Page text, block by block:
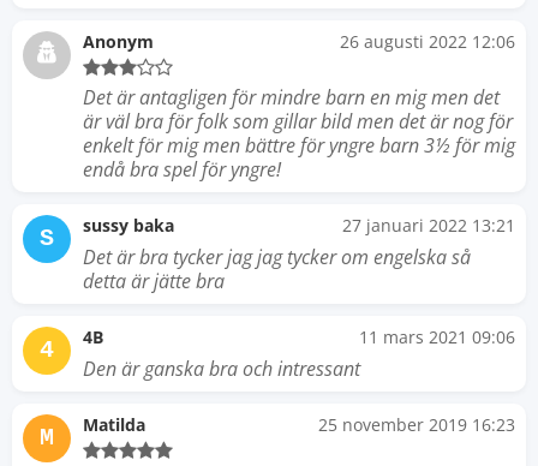
Anonym 26 augusti 2022 12:06
Det är antagligen för mindre barn en mig men det
är väl bra för folk som gillar bild men det är nog för
enkelt för mig men bättre för yngre barn 3½ för mig
endå bra spel för yngre!
S sussy baka 27 januari 2022 13:21
Det är bra tycker jag jag tycker om engelska så
detta är jätte bra
4 4B 11 mars 2021 09:06
Den är ganska bra och intressant
M Matilda 25 november 2019 16:23